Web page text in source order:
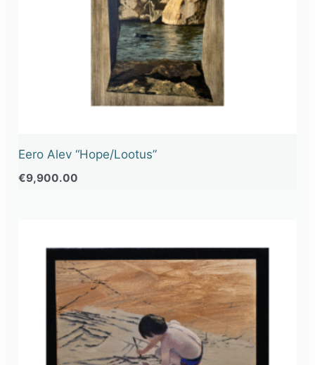
Eero Alev “Hope/Lootus”
€9,900.00